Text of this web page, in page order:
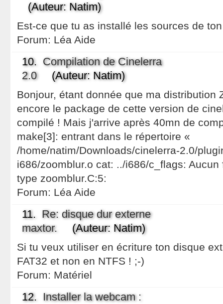
(Auteur: Natim)
Est-ce que tu as installé les sources de
Forum: Léa Aide
10. Compilation de Cinelerra
2.0(Auteur: Natim)
Bonjour, étant donnée que ma distribution
encore le package de cette version de
compilé ! Mais j'arrive après 40mn de
make[3]: entrant dans le répertoire «
/home/natim/Downloads/cinelerra-2.0/
i686/zoomblur.o cat: ../i686/c_flags:
type zoomblur.C:5:
Forum: Léa Aide
11. Re: disque dur externe
maxtor. (Auteur: Natim)
Si tu veux utiliser en écriture ton disque
FAT32 et non en NTFS ! ;-)
Forum: Matériel
12. Installer la webcam :